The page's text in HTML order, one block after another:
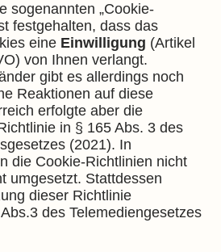
sogenannten „Cookie-
festgehalten, dass das
eine Einwilligung (Artikel
von Ihnen verlangt.
gibt es allerdings noch
Reaktionen auf diese
erfolgte aber die
in § 165 Abs. 3 des
(2021). In
die Cookie-Richtlinien nicht
umgesetzt. Stattdessen
dieser Richtlinie
des Telemediengesetzes